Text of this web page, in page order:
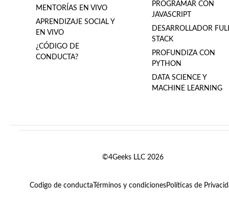
MENTORÍAS EN VIVO
APRENDIZAJE SOCIAL Y
EN VIVO
¿CÓDIGO DE
CONDUCTA?
PROGRAMAR CON
JAVASCRIPT
DESARROLLADOR
STACK
PROFUNDIZA CON
PYTHON
DATA SCIENCE Y
MACHINE LEARNING
©4Geeks LLC 2026
Codigo de conducta Términos y condicionesPolíticas de